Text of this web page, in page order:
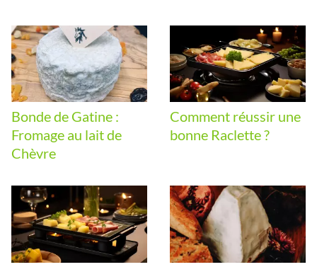
Bonde de Gatine :
Fromage au lait de
Chèvre
Comment réussir une
bonne Raclette ?